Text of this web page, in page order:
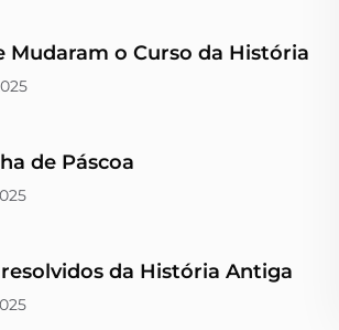
Mudaram o Curso da História
de Páscoa
da História Antiga